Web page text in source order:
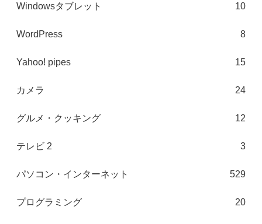
Windowsタブレット 10
WordPress 8
Yahoo! pipes 15
カメラ 24
グルメ・クッキング 12
テレビ 2 3
パソコン・インターネット 529
プログラミング 20